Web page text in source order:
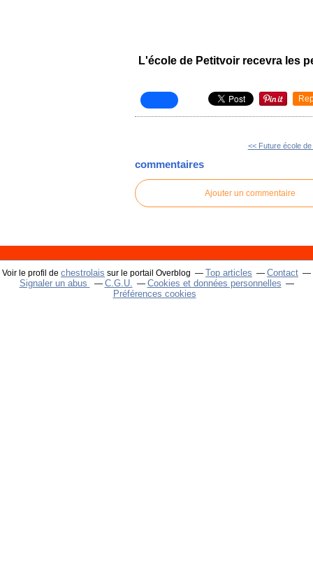
L'école de Petitvoir recevra les
<< Future école
commentaires
Ajouter un commentaire
Voir le profil de chestrolais sur le portail Overblog Top articles
Contact
Signaler un abus
C.G.U.
Cookies et données personnelles
Préférences cookies